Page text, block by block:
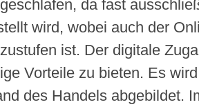
da fast
wird, wobei auch der
ist. Der digitale
Vorteile zu bieten. Es
des Handels abgebildet.